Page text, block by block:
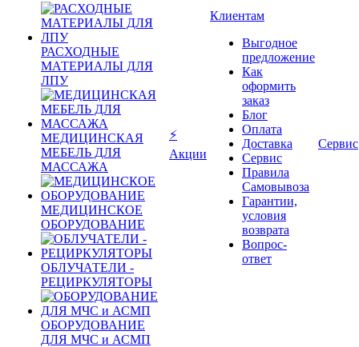
РАСХОДНЫЕ
МАТЕРИАЛЫ ДЛЯ
ЛПУ
МЕДИЦИНСКАЯ
МЕБЕЛЬ ДЛЯ
МАССАЖА
МЕДИЦИНСКОЕ
ОБОРУДОВАНИЕ
ОБЛУЧАТЕЛИ -
РЕЦИРКУЛЯТОРЫ
ОБОРУДОВАНИЕ
ДЛЯ МЧС и АСМП
⚡
Акции
Клиентам
Выгодное
предложение
Как
оформить
заказ
Блог
Оплата
Доставка
Сервис
Правила
Самовывоза
Гарантии,
условия
возврата
Вопрос-
ответ
Сервис